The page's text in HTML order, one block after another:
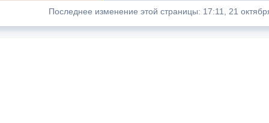
Последнее изменение этой страницы: 17:11, 21